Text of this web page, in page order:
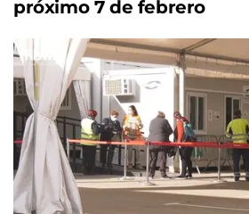
próximo 7 de febrero